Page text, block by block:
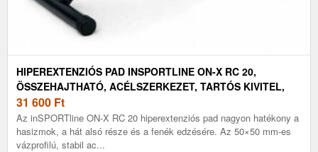
HIPEREXTENZIÓS PAD INSPORTLINE ON-X RC 20,
ÖSSZEHAJTHATÓ, ACÉLSZERKEZET, TARTÓS KIVITEL,
PUHA HÁTTÁMLA, KÉNYELMES HABSZIVACS GÖRGŐK
31 600 Ft
Az inSPORTline ON-X RC 20 hiperextenziós pad nagyon hatékony a
hasizmok, a hát alsó része és a fenék edzésére. Az 50×50 mm-es
vázprofilú, stabil ac...